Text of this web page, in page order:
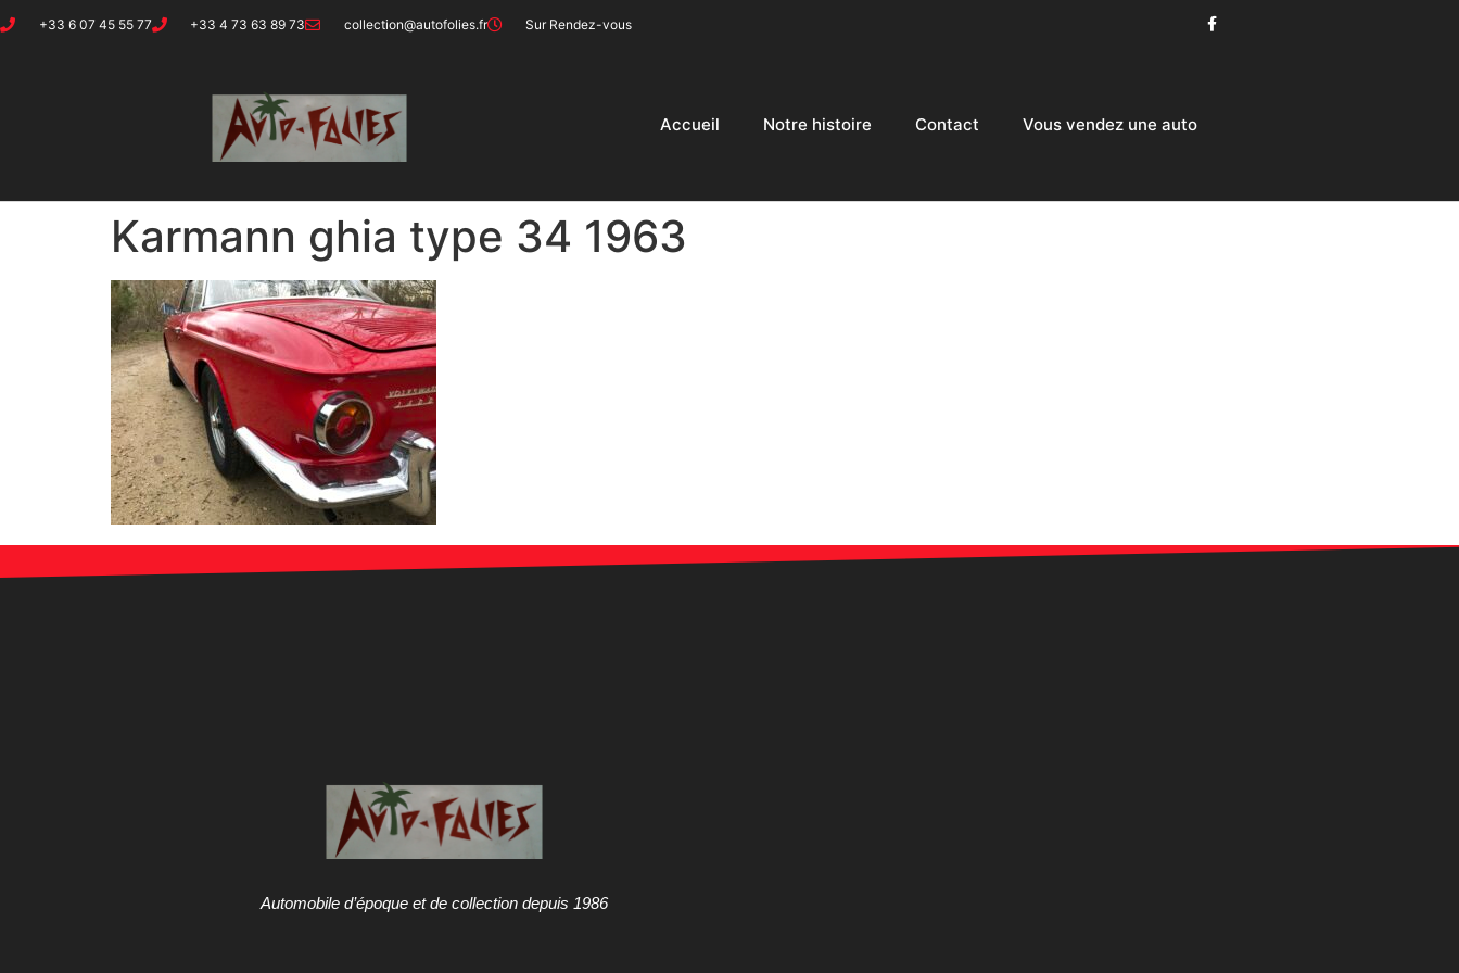
+33 6 07 45 55 77 +33 4 73 63 89 73 collection@autofolies.fr Sur Rendez-vous
Accueil Notre histoire Contact Vous vendez une auto
Karmann ghia type 34 1963
Automobile d’époque et de collection depuis 1986